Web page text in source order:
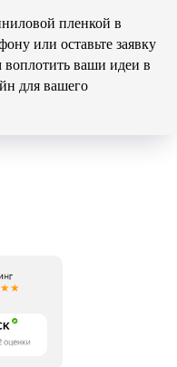
пленкой в
или оставьте заявку
ваши идеи в
для вашего